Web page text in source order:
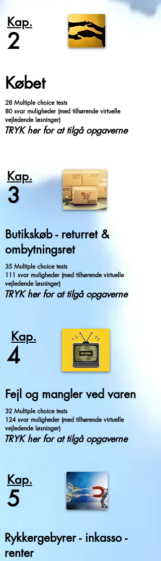
Kap.
2
Købet
28 Multiple choice tests
80 svar muligheder (med tilhørende virtuelle
vejledende løsninger)
TRYK her for at tilgå opgaverne
Kap.
3
Butikskøb - returret &
ombytningsret
35 Multiple choice tests
111 svar muligheder (med tilhørende virtuelle
vejledende løsninger)
TRYK her for at tilgå opgaverne
Kap.
4
Fejl og mangler ved varen
32 Multiple choice tests
124 svar muligheder (med tilhørende virtuelle
vejledende løsninger)
TRYK her for at tilgå opgaverne
Kap.
5
Rykkergebyrer - inkasso -
renter